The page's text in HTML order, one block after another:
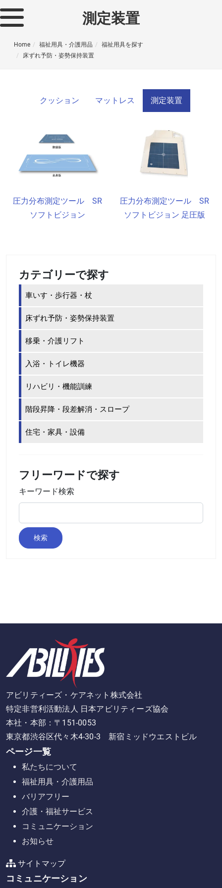
測定装置
Home 福祉用具・介護用品
福祉用具を探す
床ずれ予防・姿勢保持装置
カテゴリーで探す
車いす・歩行器・杖
床ずれ予防・姿勢保持装置
移乗・介護リフト
入浴・トイレ機器
リハビリ・機能訓練
階段昇降・段差解消・スロープ
住宅・家具・設備
フリーワードで探す
キーワード検索
クッション マットレス 測定装置
圧力分布測定ツール SR
ソフトビジョン
圧力分布測定ツール SR
ソフトビジョン 足圧版
アビリティーズ・ケアネット株式会社
特定非営利活動法人 日本アビリティーズ協会
本社・本部：〒151-0053
東京都渋谷区代々木4-30-3 新宿ミッドウエストビル
ページ一覧
私たちについて
福祉用具・介護用品
バリアフリー
介護・福祉サービス
コミュニケーション
お知らせ
サイトマップ
コミュニケーション